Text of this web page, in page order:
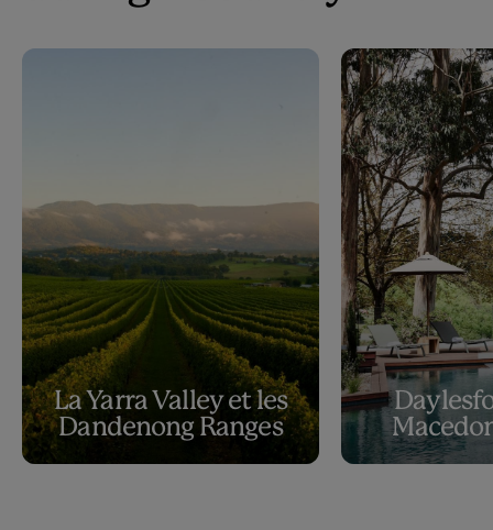
La Yarra Valley et les
Dandenong Ranges